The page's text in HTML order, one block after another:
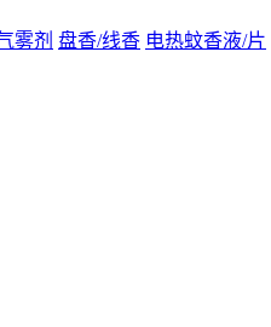
雾剂 盘香/线香 电热蚊香液/片